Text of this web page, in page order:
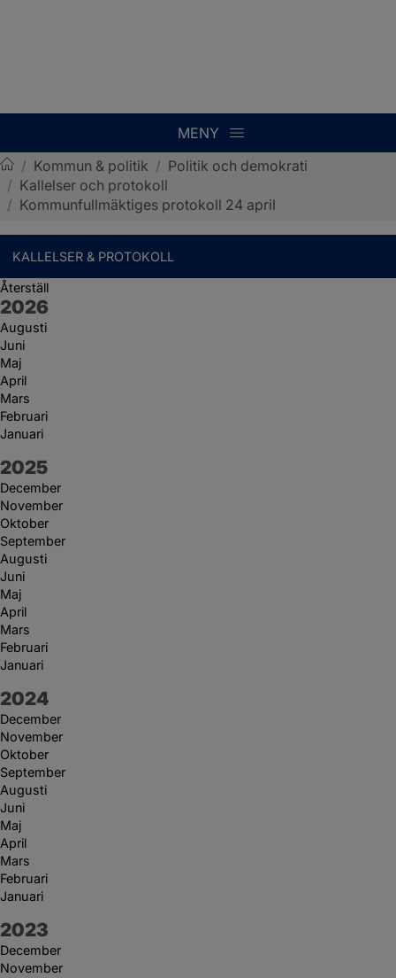
MENY
Sotenäs kommun
/ Kommun & politik / Politik och demokrati
/ Kallelser och protokoll
/ Kommunfullmäktiges protokoll 24 april
KALLELSER & PROTOKOLL
Återställ
År:
2026
Augusti
Juni
Maj
April
Mars
Februari
Januari
År:
2025
December
November
Oktober
September
Augusti
Juni
Maj
April
Mars
Februari
Januari
År:
2024
December
November
Oktober
September
Augusti
Juni
Maj
April
Mars
Februari
Januari
År:
2023
December
November